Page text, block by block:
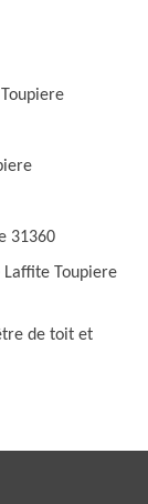
31360
Toupiere
de toit et